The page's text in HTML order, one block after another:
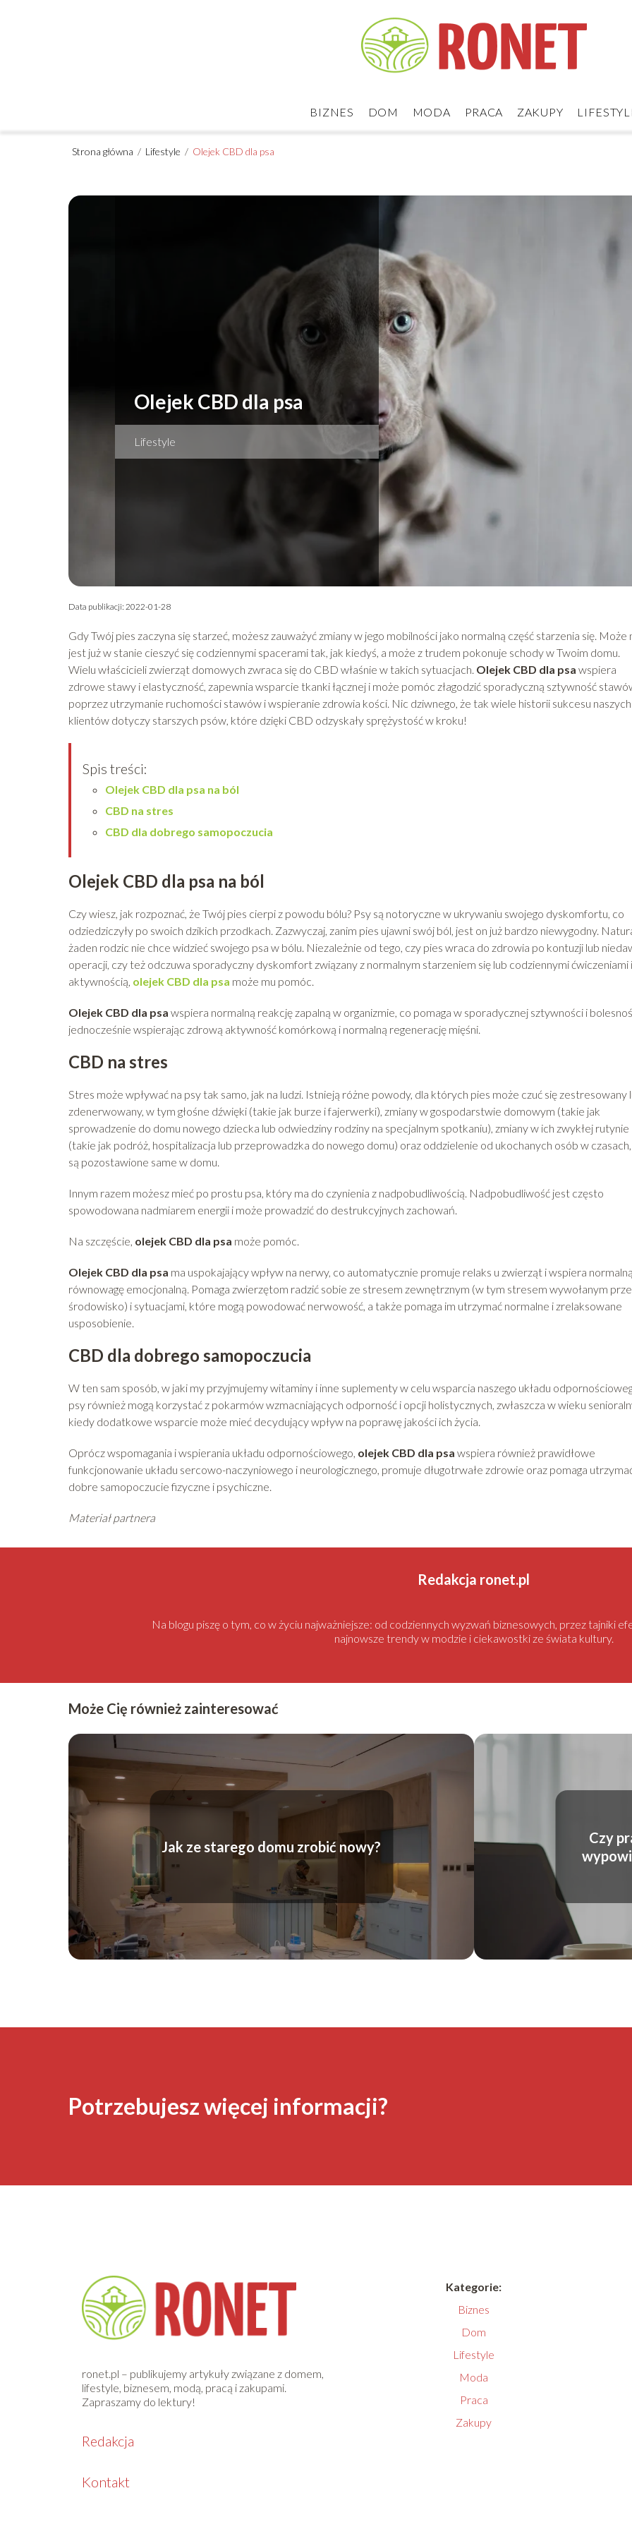
BIZNES DOM MODA PRACA ZAKUPY
Strona główna / Lifestyle / Olejek CBD dla psa
Olejek CBD dla psa
Lifestyle
Data publikacji: 2022-01-28
Gdy Twój pies zaczyna się starzeć, możesz zauważyć zmiany w jego mobilności jako normalną część starzenia się. Może
jest już w stanie cieszyć się codziennymi spacerami tak, jak kiedyś, a może z trudem pokonuje schody w Twoim domu.
Wielu właścicieli zwierząt domowych zwraca się do CBD właśnie w takich sytuacjach. Olejek CBD dla psa wspiera
zdrowe stawy i elastyczność, zapewnia wsparcie tkanki łącznej i może pomóc złagodzić sporadyczną sztywność
poprzez utrzymanie ruchomości stawów i wspieranie zdrowia kości. Nic dziwnego, że tak wiele historii sukcesu naszych
klientów dotyczy starszych psów, które dzięki CBD odzyskały sprężystość w kroku!
Spis treści:
Olejek CBD dla psa na ból
CBD na stres
CBD dla dobrego samopoczucia
Olejek CBD dla psa na ból
Czy wiesz, jak rozpoznać, że Twój pies cierpi z powodu bólu? Psy są notoryczne w ukrywaniu swojego dyskomfortu, co
odziedziczyły po swoich dzikich przodkach. Zazwyczaj, zanim pies ujawni swój ból, jest on już bardzo niewygodny.
żaden rodzic nie chce widzieć swojego psa w bólu. Niezależnie od tego, czy pies wraca do zdrowia po kontuzji lub
operacji, czy też odczuwa sporadyczny dyskomfort związany z normalnym starzeniem się lub codziennymi ćwiczeniami i
aktywnością, olejek CBD dla psa może mu pomóc.
Olejek CBD dla psa wspiera normalną reakcję zapalną w organizmie, co pomaga w sporadycznej sztywności i
jednocześnie wspierając zdrową aktywność komórkową i normalną regenerację mięśni.
CBD na stres
Stres może wpływać na psy tak samo, jak na ludzi. Istnieją różne powody, dla których pies może czuć się zestresowany
zdenerwowany, w tym głośne dźwięki (takie jak burze i fajerwerki), zmiany w gospodarstwie domowym (takie jak
sprowadzenie do domu nowego dziecka lub odwiedziny rodziny na specjalnym spotkaniu), zmiany w ich zwykłej rutynie
(takie jak podróż, hospitalizacja lub przeprowadzka do nowego domu) oraz oddzielenie od ukochanych osób w
są pozostawione same w domu.
Innym razem możesz mieć po prostu psa, który ma do czynienia z nadpobudliwością. Nadpobudliwość jest często
spowodowana nadmiarem energii i może prowadzić do destrukcyjnych zachowań.
Na szczęście, olejek CBD dla psa może pomóc.
Olejek CBD dla psa ma uspokajający wpływ na nerwy, co automatycznie promuje relaks u zwierząt i wspiera normalną
równowagę emocjonalną. Pomaga zwierzętom radzić sobie ze stresem zewnętrznym (w tym stresem wywołanym
środowisko) i sytuacjami, które mogą powodować nerwowość, a także pomaga im utrzymać normalne i zrelaksowane
usposobienie.
CBD dla dobrego samopoczucia
W ten sam sposób, w jaki my przyjmujemy witaminy i inne suplementy w celu wsparcia naszego układu
psy również mogą korzystać z pokarmów wzmacniających odporność i opcji holistycznych, zwłaszcza w wieku
kiedy dodatkowe wsparcie może mieć decydujący wpływ na poprawę jakości ich życia.
Oprócz wspomagania i wspierania układu odpornościowego, olejek CBD dla psa wspiera również prawidłowe
funkcjonowanie układu sercowo-naczyniowego i neurologicznego, promuje długotrwałe zdrowie oraz pomaga
dobre samopoczucie fizyczne i psychiczne.
Materiał partnera
Redakcja ronet.pl
Na blogu piszę o tym, co w życiu najważniejsze: od codziennych wyzwań biznesowych, przez tajniki
najnowsze trendy w modzie i ciekawostki ze świata kultury.
Może Cię również zainteresować
Jak ze starego domu zrobić nowy?
Czy
Potrzebujesz więcej informacji?
ronet.pl – publikujemy artykuły związane z domem,
lifestyle, biznesem, modą, pracą i zakupami.
Zapraszamy do lektury!
Redakcja
Kontakt
Kategorie:
Biznes
Dom
Lifestyle
Moda
Praca
Zakupy